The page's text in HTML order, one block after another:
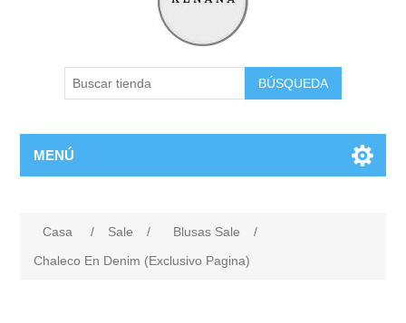
MENÚ
Casa / Sale / Blusas Sale
/
Chaleco En Denim (Exclusivo Pagina)